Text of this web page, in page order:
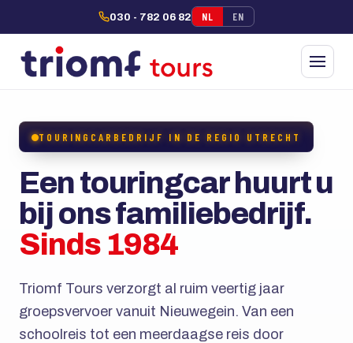
030 - 782 06 82 NL EN
TOURINGCARBEDRIJF IN DE REGIO UTRECHT
Een touringcar huurt u
bij ons familiebedrijf.
Sinds 1984
Triomf Tours verzorgt al ruim veertig jaar
groepsvervoer vanuit Nieuwegein. Van een
schoolreis tot een meerdaagse reis door